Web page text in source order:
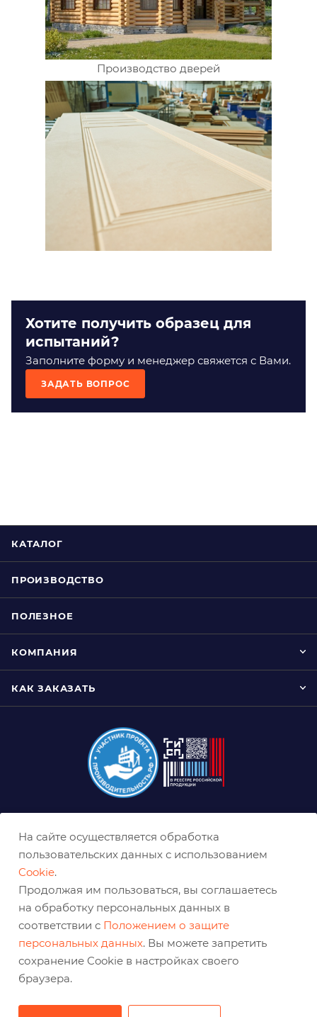
Производство дверей
Хотите получить образец для
испытаний?
Заполните форму и менеджер свяжется с Вами.
ЗАДАТЬ ВОПРОС
КАТАЛОГ
ПРОИЗВОДСТВО
ПОЛЕЗНОЕ
КОМПАНИЯ
КАК ЗАКАЗАТЬ
krasnoyarsk@belabraziv.ru
На сайте осуществляется обработка
пользовательских данных с использованием
Cookie.
Продолжая им пользоваться, вы соглашаетесь
на обработку персональных данных в
соответствии с Положением о защите
персональных данных. Вы можете запретить
сохранение Cookie в настройках своего
браузера.